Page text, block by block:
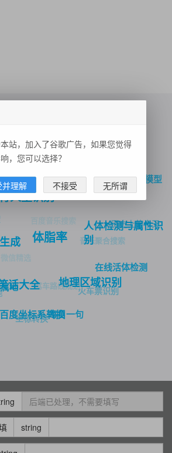
地
度坐标系转换
话大全
成
坐标转换每日一句
地理区域识别
体脂率
人重识别
微信精选
驾车路线规划火车票识别
在线活体检测
人体检测与属性识
别
矩形区域交通态势
菜品识别
键词输入提示
稠密关键点
百度音乐搜索
音乐聚合搜索
历史上的今天
通义AI对话大模型
坐标位置描述
智能机器人
string
站，加入了谷歌广告，如果您觉得
，您可以选择？
并理解 不接受 无所谓